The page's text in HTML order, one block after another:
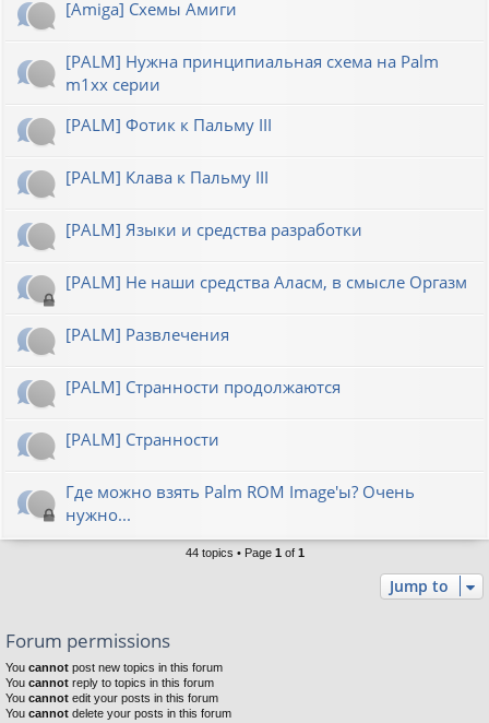
[Amiga] Схемы Амиги
[PALM] Нужна принципиальная схема на Palm
m1xx серии
[PALM] Фотик к Пальму III
[PALM] Клава к Пальму III
[PALM] Языки и средства разработки
[PALM] Не наши средства Аласм, в смысле Оргазм
[PALM] Развлечения
[PALM] Странности продолжаются
[PALM] Странности
Где можно взять Palm ROM Image'ы? Очень
нужно...
44 topics • Page 1 of 1
Jump to
Forum permissions
You cannot post new topics in this forum
You cannot reply to topics in this forum
You cannot edit your posts in this forum
You cannot delete your posts in this forum